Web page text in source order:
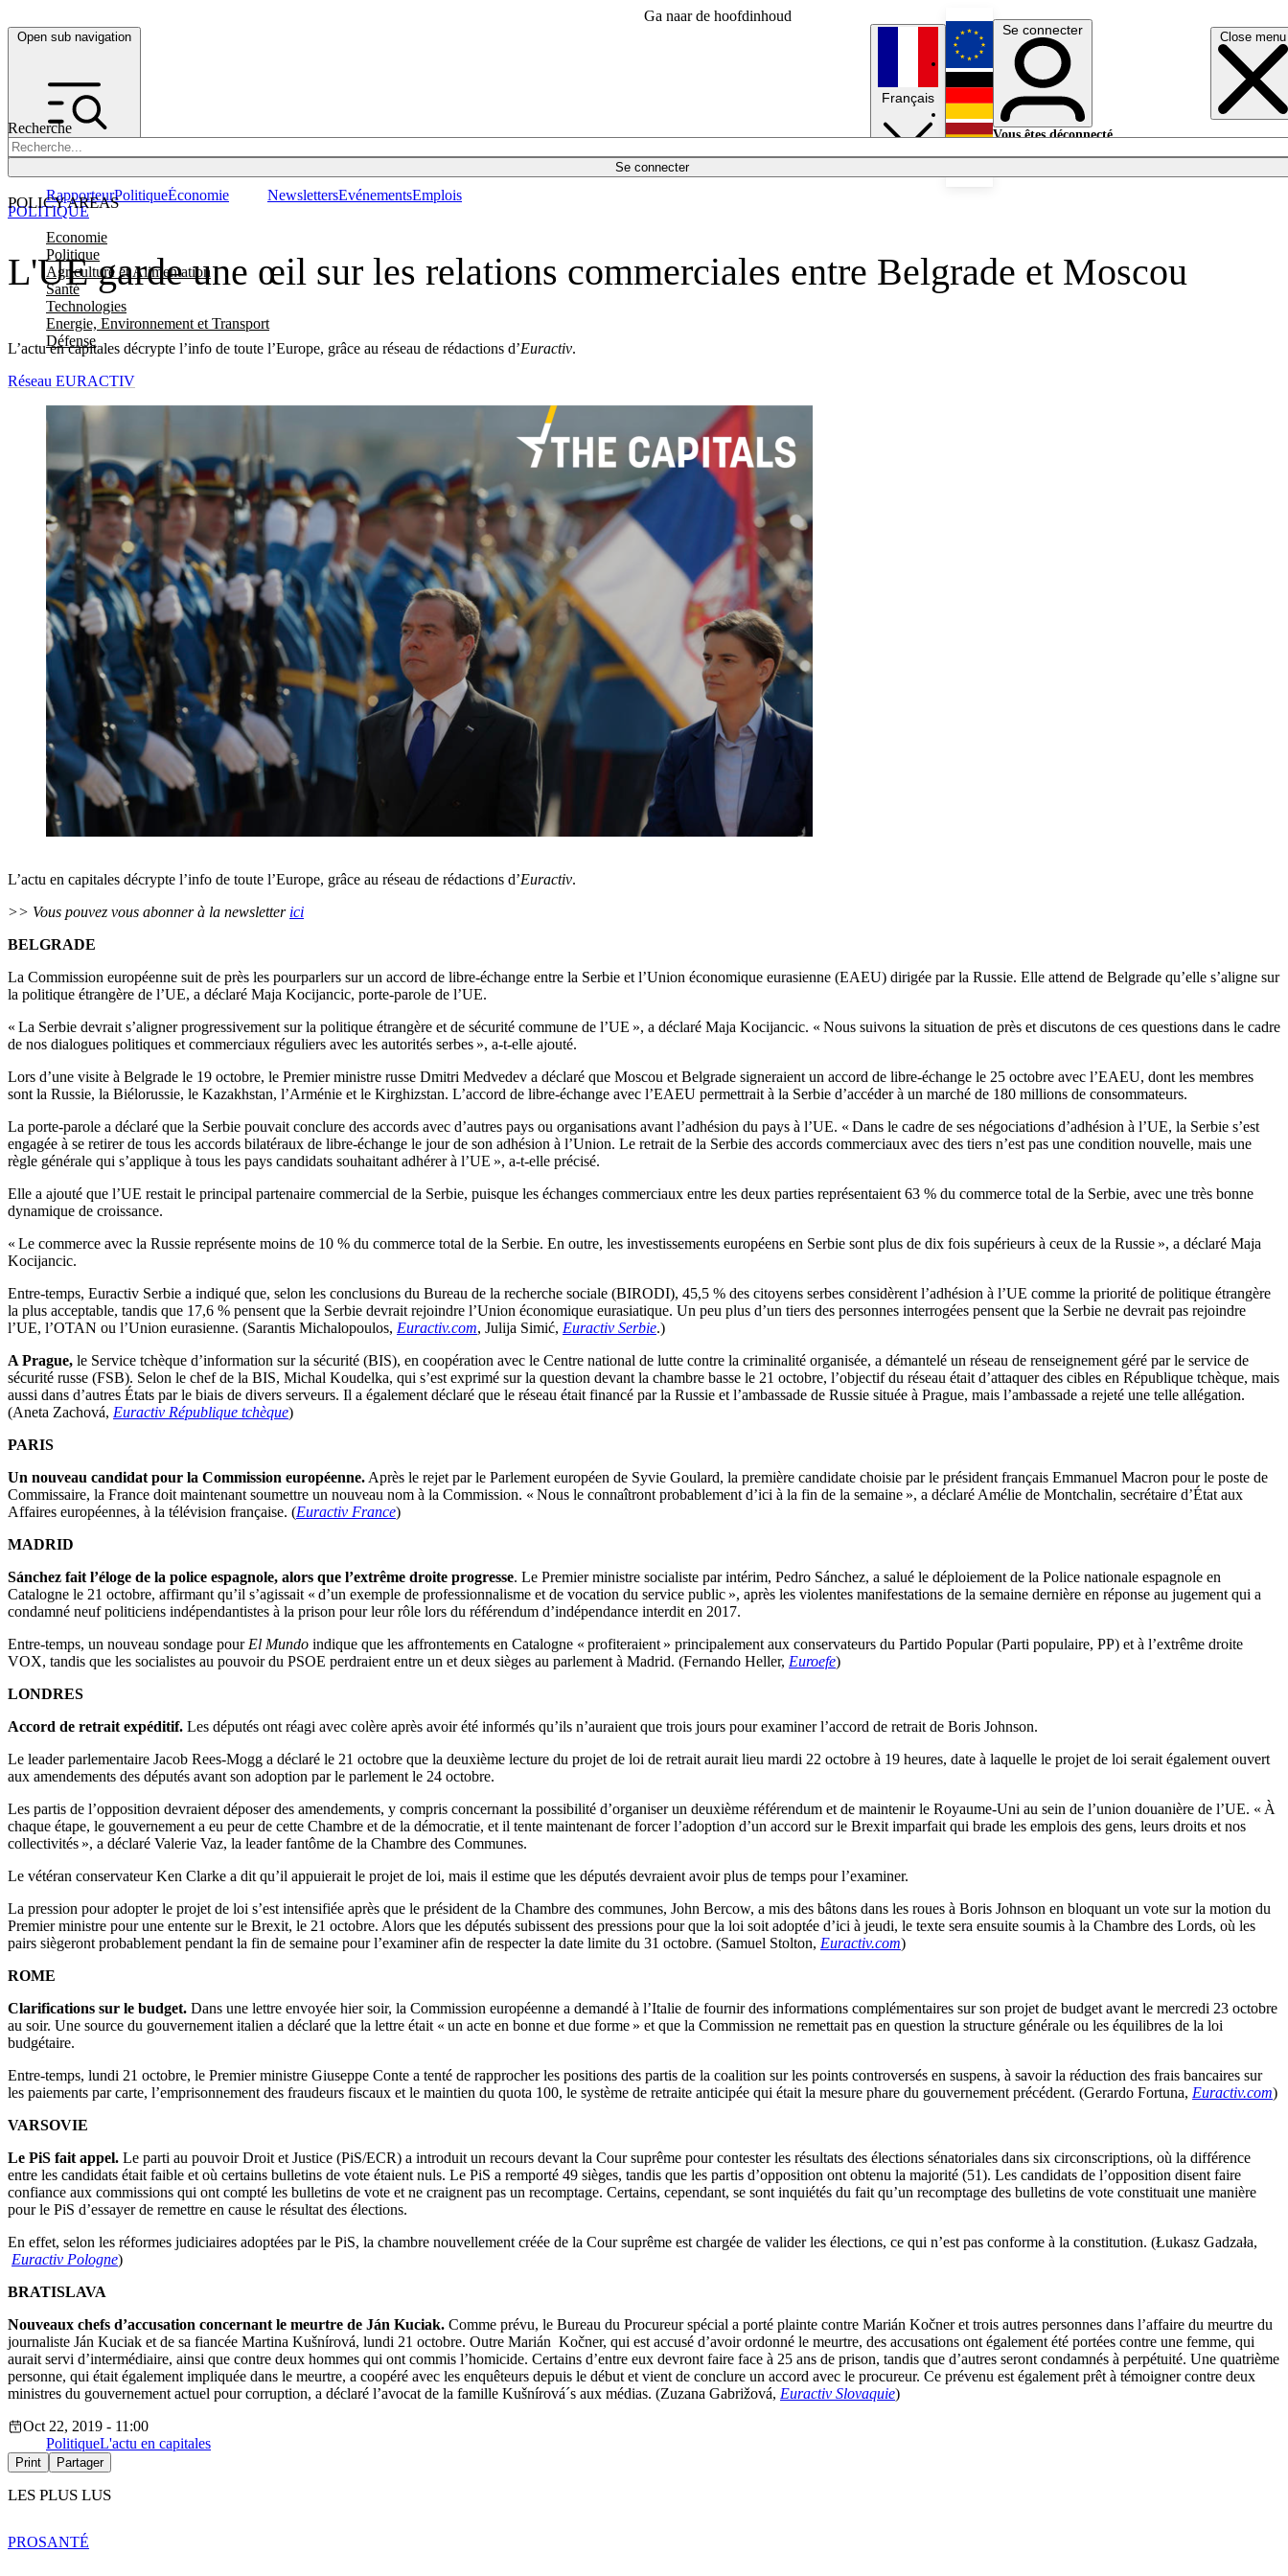
Ga naar de hoofdinhoud
Open sub navigation Close menu
Recherche
Se connecter
POLICY AREAS
Economie
Politique
Agriculture et Alimentation
Santé
Technologies
Energie, Environnement et Transport
Défense
RapporteurPolitiqueÉconomie NewslettersEvénementsEmplois
Français
English
Deutsch
Se connecter
Vous êtes déconnecté.
L'UE garde une œil sur les relations commerciales entre Belgrade et Moscou
L’actu en capitales décrypte l’info de toute l’Europe, grâce au réseau de rédactions d’Euractiv.
POLITIQUE
Réseau EURACTIV
L’actu en capitales décrypte l’info de toute l’Europe, grâce au réseau de rédactions d’Euractiv.
>> Vous pouvez vous abonner à la newsletter ici
BELGRADE
La Commission européenne suit de près les pourparlers sur un accord de libre-échange entre la Serbie et l’Union économique eurasienne (EAEU) dirigée par la Russie. Elle attend de Belgrade qu’elle s’aligne sur
la politique étrangère de l’UE, a déclaré Maja Kocijancic, porte-parole de l’UE.
« La Serbie devrait s’aligner progressivement sur la politique étrangère et de sécurité commune de l’UE », a déclaré Maja Kocijancic. « Nous suivons la situation de près et discutons de ces questions dans le cadre
de nos dialogues politiques et commerciaux réguliers avec les autorités serbes », a-t-elle ajouté.
Lors d’une visite à Belgrade le 19 octobre, le Premier ministre russe Dmitri Medvedev a déclaré que Moscou et Belgrade signeraient un accord de libre-échange le 25 octobre avec l’EAEU, dont les membres
sont la Russie, la Biélorussie, le Kazakhstan, l’Arménie et le Kirghizstan. L’accord de libre-échange avec l’EAEU permettrait à la Serbie d’accéder à un marché de 180 millions de consommateurs.
La porte-parole a déclaré que la Serbie pouvait conclure des accords avec d’autres pays ou organisations avant l’adhésion du pays à l’UE. « Dans le cadre de ses négociations d’adhésion à l’UE, la Serbie s’est
engagée à se retirer de tous les accords bilatéraux de libre-échange le jour de son adhésion à l’Union. Le retrait de la Serbie des accords commerciaux avec des tiers n’est pas une condition nouvelle, mais une
règle générale qui s’applique à tous les pays candidats souhaitant adhérer à l’UE », a-t-elle précisé.
Elle a ajouté que l’UE restait le principal partenaire commercial de la Serbie, puisque les échanges commerciaux entre les deux parties représentaient 63 % du commerce total de la Serbie, avec une très bonne
dynamique de croissance.
« Le commerce avec la Russie représente moins de 10 % du commerce total de la Serbie. En outre, les investissements européens en Serbie sont plus de dix fois supérieurs à ceux de la Russie », a déclaré Maja
Kocijancic.
Entre-temps, Euractiv Serbie a indiqué que, selon les conclusions du Bureau de la recherche sociale (BIRODI), 45,5 % des citoyens serbes considèrent l’adhésion à l’UE comme la priorité de politique étrangère
la plus acceptable, tandis que 17,6 % pensent que la Serbie devrait rejoindre l’Union économique eurasiatique. Un peu plus d’un tiers des personnes interrogées pensent que la Serbie ne devrait pas rejoindre
l’UE, l’OTAN ou l’Union eurasienne. (Sarantis Michalopoulos, Euractiv.com, Julija Simić, Euractiv Serbie.)
A Prague, le Service tchèque d’information sur la sécurité (BIS), en coopération avec le Centre national de lutte contre la criminalité organisée, a démantelé un réseau de renseignement géré par le service de
sécurité russe (FSB). Selon le chef de la BIS, Michal Koudelka, qui s’est exprimé sur la question devant la chambre basse le 21 octobre, l’objectif du réseau était d’attaquer des cibles en République tchèque, mais
aussi dans d’autres États par le biais de divers serveurs. Il a également déclaré que le réseau était financé par la Russie et l’ambassade de Russie située à Prague, mais l’ambassade a rejeté une telle allégation.
(Aneta Zachová, Euractiv République tchèque)
PARIS
Un nouveau candidat pour la Commission européenne. Après le rejet par le Parlement européen de Syvie Goulard, la première candidate choisie par le président français Emmanuel Macron pour le poste de
Commissaire, la France doit maintenant soumettre un nouveau nom à la Commission. « Nous le connaîtront probablement d’ici à la fin de la semaine », a déclaré Amélie de Montchalin, secrétaire d’État aux
Affaires européennes, à la télévision française. (Euractiv France)
MADRID
Sánchez fait l’éloge de la police espagnole, alors que l’extrême droite progresse. Le Premier ministre socialiste par intérim, Pedro Sánchez, a salué le déploiement de la Police nationale espagnole en
Catalogne le 21 octobre, affirmant qu’il s’agissait « d’un exemple de professionnalisme et de vocation du service public », après les violentes manifestations de la semaine dernière en réponse au jugement qui a
condamné neuf politiciens indépendantistes à la prison pour leur rôle lors du référendum d’indépendance interdit en 2017.
Entre-temps, un nouveau sondage pour El Mundo indique que les affrontements en Catalogne « profiteraient » principalement aux conservateurs du Partido Popular (Parti populaire, PP) et à l’extrême droite
VOX, tandis que les socialistes au pouvoir du PSOE perdraient entre un et deux sièges au parlement à Madrid. (Fernando Heller, Euroefe)
LONDRES
Accord de retrait expéditif. Les députés ont réagi avec colère après avoir été informés qu’ils n’auraient que trois jours pour examiner l’accord de retrait de Boris Johnson.
Le leader parlementaire Jacob Rees-Mogg a déclaré le 21 octobre que la deuxième lecture du projet de loi de retrait aurait lieu mardi 22 octobre à 19 heures, date à laquelle le projet de loi serait également ouvert
aux amendements des députés avant son adoption par le parlement le 24 octobre.
Les partis de l’opposition devraient déposer des amendements, y compris concernant la possibilité d’organiser un deuxième référendum et de maintenir le Royaume-Uni au sein de l’union douanière de l’UE. « À
chaque étape, le gouvernement a eu peur de cette Chambre et de la démocratie, et il tente maintenant de forcer l’adoption d’un accord sur le Brexit imparfait qui brade les emplois des gens, leurs droits et nos
collectivités », a déclaré Valerie Vaz, la leader fantôme de la Chambre des Communes.
Le vétéran conservateur Ken Clarke a dit qu’il appuierait le projet de loi, mais il estime que les députés devraient avoir plus de temps pour l’examiner.
La pression pour adopter le projet de loi s’est intensifiée après que le président de la Chambre des communes, John Bercow, a mis des bâtons dans les roues à Boris Johnson en bloquant un vote sur la motion du
Premier ministre pour une entente sur le Brexit, le 21 octobre. Alors que les députés subissent des pressions pour que la loi soit adoptée d’ici à jeudi, le texte sera ensuite soumis à la Chambre des Lords, où les
pairs siègeront probablement pendant la fin de semaine pour l’examiner afin de respecter la date limite du 31 octobre. (Samuel Stolton, Euractiv.com)
ROME
Clarifications sur le budget. Dans une lettre envoyée hier soir, la Commission européenne a demandé à l’Italie de fournir des informations complémentaires sur son projet de budget avant le mercredi 23 octobre
au soir. Une source du gouvernement italien a déclaré que la lettre était « un acte en bonne et due forme » et que la Commission ne remettait pas en question la structure générale ou les équilibres de la loi
budgétaire.
Entre-temps, lundi 21 octobre, le Premier ministre Giuseppe Conte a tenté de rapprocher les positions des partis de la coalition sur les points controversés en suspens, à savoir la réduction des frais bancaires sur
les paiements par carte, l’emprisonnement des fraudeurs fiscaux et le maintien du quota 100, le système de retraite anticipée qui était la mesure phare du gouvernement précédent. (Gerardo Fortuna, Euractiv.com)
VARSOVIE
Le PiS fait appel. Le parti au pouvoir Droit et Justice (PiS/ECR) a introduit un recours devant la Cour suprême pour contester les résultats des élections sénatoriales dans six circonscriptions, où la différence
entre les candidats était faible et où certains bulletins de vote étaient nuls. Le PiS a remporté 49 sièges, tandis que les partis d’opposition ont obtenu la majorité (51). Les candidats de l’opposition disent faire
confiance aux commissions qui ont compté les bulletins de vote et ne craignent pas un recomptage. Certains, cependant, se sont inquiétés du fait qu’un recomptage des bulletins de vote constituait une manière
pour le PiS d’essayer de remettre en cause le résultat des élections.
En effet, selon les réformes judiciaires adoptées par le PiS, la chambre nouvellement créée de la Cour suprême est chargée de valider les élections, ce qui n’est pas conforme à la constitution. (Łukasz Gadzała,
Euractiv Pologne)
BRATISLAVA
Nouveaux chefs d’accusation concernant le meurtre de Ján Kuciak. Comme prévu, le Bureau du Procureur spécial a porté plainte contre Marián Kočner et trois autres personnes dans l’affaire du meurtre du
journaliste Ján Kuciak et de sa fiancée Martina Kušnírová, lundi 21 octobre. Outre Marián Kočner, qui est accusé d’avoir ordonné le meurtre, des accusations ont également été portées contre une femme, qui
aurait servi d’intermédiaire, ainsi que contre deux hommes qui ont commis l’homicide. Certains d’entre eux devront faire face à 25 ans de prison, tandis que d’autres seront condamnés à perpétuité. Une quatrième
personne, qui était également impliquée dans le meurtre, a coopéré avec les enquêteurs depuis le début et vient de conclure un accord avec le procureur. Ce prévenu est également prêt à témoigner contre deux
ministres du gouvernement actuel pour corruption, a déclaré l’avocat de la famille Kušnírová´s aux médias. (Zuzana Gabrižová, Euractiv Slovaquie)
Oct 22, 2019 - 11:00
PolitiqueL'actu en capitales
Print Partager
LES PLUS LUS
PROSANTÉ